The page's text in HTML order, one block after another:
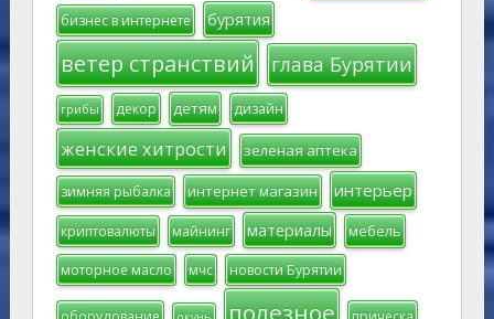
бизнес в интернете бурятия
ветер странствий глава Бурятии
грибы декор детям дизайн
женские хитрости зеленая аптека
зимняя рыбалка интернет магазин интерьер
криптовалюты майнинг материалы мебель
моторное масло мчс новости Бурятии
полезное